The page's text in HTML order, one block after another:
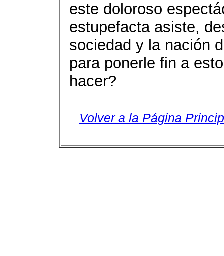
este doloroso
estupefacta asiste,
sociedad y la nación
para ponerle fin a
hacer?
Volver a la Página